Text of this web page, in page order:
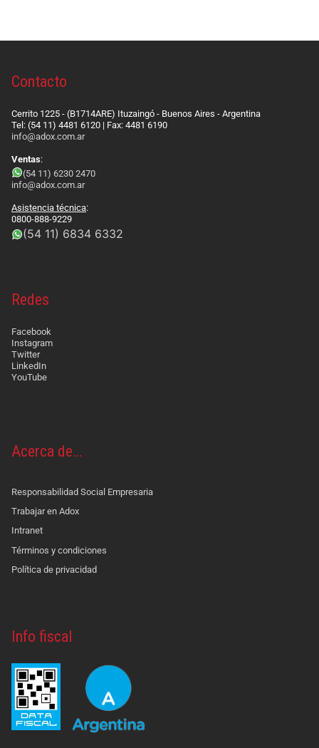
Contacto
Cerrito 1225 - (B1714ARE) Ituzaingó - Buenos Aires - Argentina
Tel: (54 11) 4481 6120 | Fax: 4481 6190
info@adox.com.ar
Ventas:
(54 11) 6230 2470
info@adox.com.ar
Asistencia técnica:
0800-888-9229
(54 11) 6834 6332
Redes
Facebook
Instagram
Twitter
LinkedIn
YouTube
Acerca de…
Responsabilidad Social Empresaria
Trabajar en Adox
Intranet
Términos y condiciones
Política de privacidad
Info fiscal